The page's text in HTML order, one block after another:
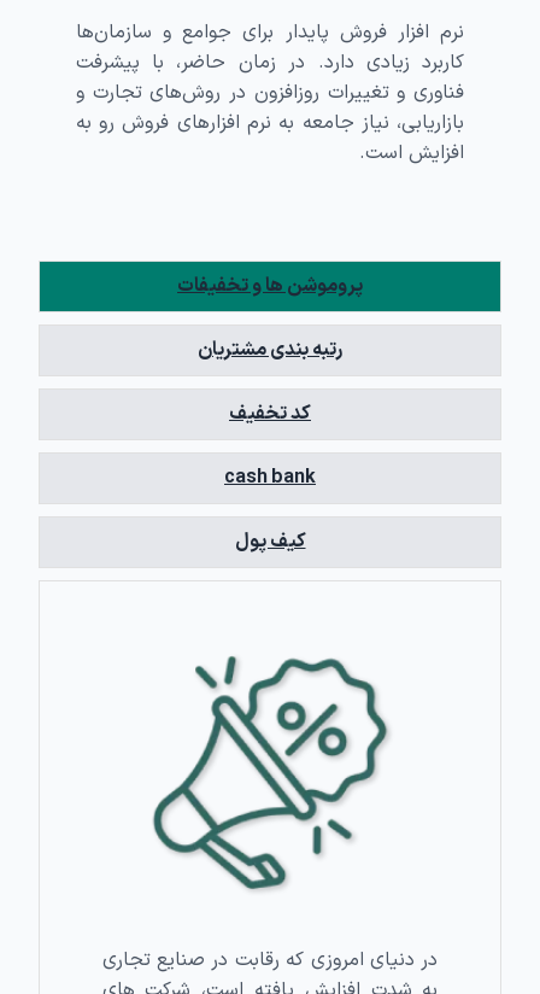
نرم افزار فروش پایدار برای جوامع و سازمان‌ها
کاربرد زیادی دارد. در زمان حاضر، با پیشرفت
فناوری و تغییرات روزافزون در روش‌های تجارت و
بازاریابی، نیاز جامعه به نرم افزارهای فروش رو به
افزایش است.
پروموشن ها و تخفیفات
رتبه بندی مشتریان
کد تخفیف
cash bank
کیف پول
در دنیای امروزی که رقابت در صنایع تجاری